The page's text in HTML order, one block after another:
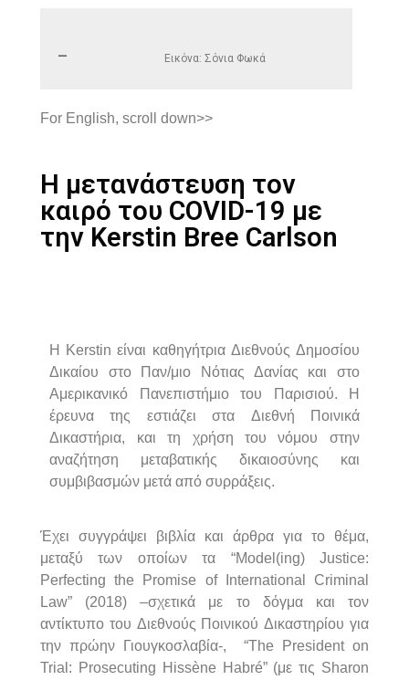
Εικόνα: Σόνια Φωκά
For English, scroll down>>
Η μετανάστευση τον
καιρό του COVID-19 με
την Kerstin Bree Carlson
Η Kerstinείναι καθηγήτρια Διεθνούς Δημοσίου
Δικαίου
στο Παν/μιο Νότιας Δανίας και
στο
Αμερικανικό
Πανεπιστήμιο του Παρισιού.
Η
έρευνα
της εστιάζει στα Διεθνή
Ποινικά
Δικαστήρια, και τη χρήση του νόμου
στην
αναζήτηση
μεταβατικής δικαιοσύνης
και
συμβιβασμών μετά από συρράξεις.
Έχει συγγράψει βιβλία και άρθρα για το θέμα,
μεταξύ
των οποίων τα “Model(ing) Justice:
Perfecting the Promise of International Criminal
Law” (2018) –σχετικά με το δόγμα και
τον
αντίκτυπο του Διεθνούς Ποινικού Δικαστηρίου για
την πρώην Γιουγκοσλαβία-,
“The President on
Trial: Prosecuting Hissène Habré” (με τις Sharon